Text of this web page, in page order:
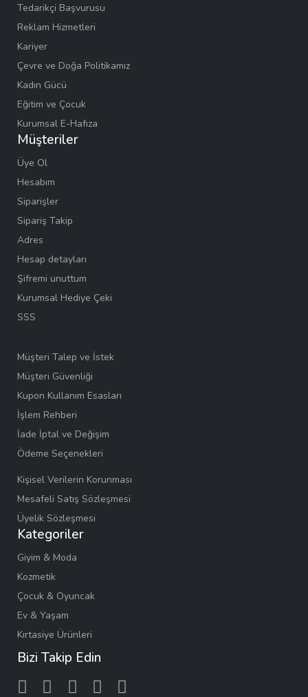
Tedarikçi Başvurusu
Reklam Hizmetleri
Kariyer
Çevre ve Doğa Politikamız
Kadın Gücü
Eğitim ve Çocuk
Kurumsal E-Hafıza
Müşteriler
Üye Ol
Hesabım
Siparişler
Sipariş Takip
Adres
Hesap detayları
Şifremi unuttum
Kurumsal Hediye Çeki
SSS
Müşteri Talep ve İstek
Müşteri Güvenliği
Kupon Kullanım Esasları
İşlem Rehberi
İade İptal ve Değişim
Ödeme Seçenekleri
Kişisel Verilerin Korunması
Mesafeli Satış Sözleşmesi
Üyelik Sözleşmesi
Kategoriler
Giyim & Moda
Kozmetik
Çocuk & Oyuncak
Ev & Yaşam
Kırtasiye Ürünleri
Bizi Takip Edin